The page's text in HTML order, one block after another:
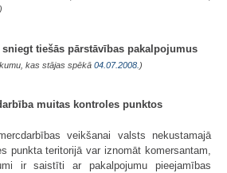
)
tiešās pārstāvības pakalpojumus
kas stājas spēkā 04.07.2008. )
muitas kontroles punktos
veikšanai valsts nekustamajā
punkta teritorijā var iznomāt komersantam,
ir saistīti ar pakalpojumu pieejamības